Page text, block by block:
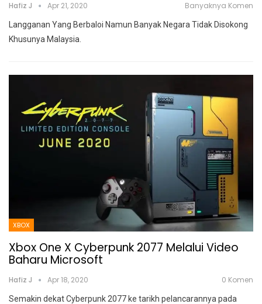
Hafiz J Apr 21, 2020 Banyaknya Komen
Langganan Yang Berbaloi Namun Banyak Negara Tidak Disokong
Khusunya Malaysia.
XBOX
Xbox One X Cyberpunk 2077 Melalui Video
Baharu Microsoft
Hafiz J Apr 18, 2020 0 Komen
Semakin dekat Cyberpunk 2077 ke tarikh pelancarannya pada